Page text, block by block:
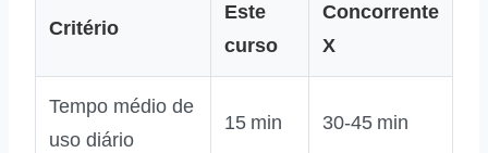
Critério
Este
curso
Concorrente
X
Tempo médio de
uso diário
15 min 30‑45 min